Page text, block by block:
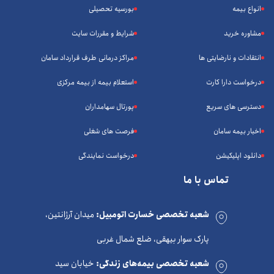
انواع بیمه
مشاوره خرید
انتقادات و نارضایتی ها
درخواست دارا کارت
دسترسی های سریع
اخبار بیمه سامان
دانلود اپلیکیشن
بورسیه تحصیلی
شرایط و مقررات سایت
مراکز درمانی طرف قرارداد سامان
استعلام بیمه از بیمه مرکزی
پورتال سهامداران
فرصت های شغلی
درخواست نمایندگی
تماس با ما
شعبه تخصصی خسارت اتومبیل: میدان آرژانتین،
پارک سوار بیهقی، ضلع شمال غربی
شعبه تخصصی بیمه‌های زندگی: خیابان سید